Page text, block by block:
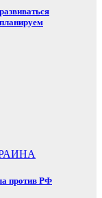
против РФ